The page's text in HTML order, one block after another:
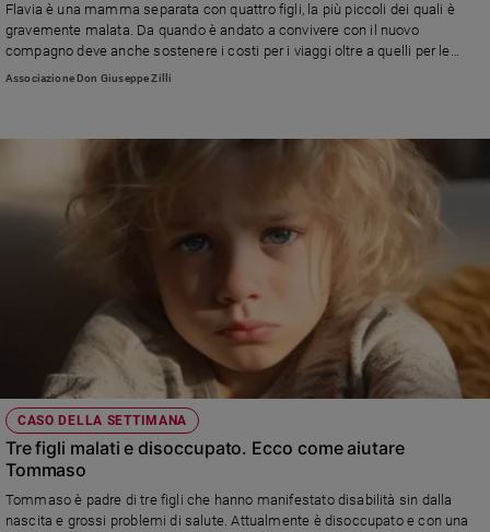
Flavia è una mamma separata con quattro figli, la più piccoli dei quali è
gravemente malata. Da quando è andato a convivere con il nuovo
compagno deve anche sostenere i costi per i viaggi oltre a quelli per le
spese mediche, e avendo entrambi lavori precari e poco pagati fanno molta
Associazione Don Giuseppe Zilli
CASO DELLA SETTIMANA
Tre figli malati e disoccupato. Ecco come aiutare
Tommaso
Tommaso è padre di tre figli che hanno manifestato disabilità sin dalla
nascita e grossi problemi di salute. Attualmente è disoccupato e con una